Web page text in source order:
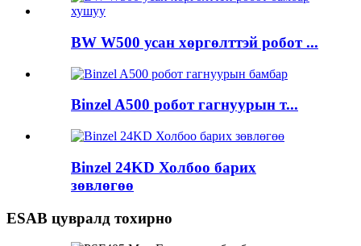
BW W500 усан хөргөлттэй робот ...
Binzel A500 робот гагнуурын т...
Binzel 24KD Холбоо барих
зөвлөгөө
ESAB цувралд тохирно